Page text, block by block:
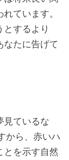
ています。
するより
なたに告げて
見ているな
から、赤いハ
とを示す自然